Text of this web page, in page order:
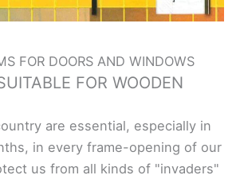
FOR DOORS AND WINDOWS
FOR WOODEN
are essential, especially in
in every frame-opening of our
us from all kinds of "invaders"